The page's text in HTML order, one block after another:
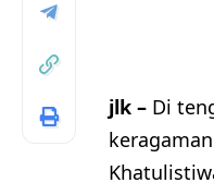
jlk – Di